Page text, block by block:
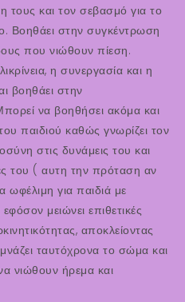
τους και τον σεβασμό για το
Βοηθάει στην συγκέντρωση
που νιώθουν πίεση.
η συνεργασία και η
βοηθάει στην
να βοηθήσει ακόμα και
παιδιού καθώς γνωρίζει τον
στις δυνάμεις του και
του ( αυτη την πρόταση αν
ωφέλιμη για παιδιά με
μειώνει επιθετικές
αποκλείοντας
ταυτόχρονα το σώμα και
νιώθουν ήρεμα και